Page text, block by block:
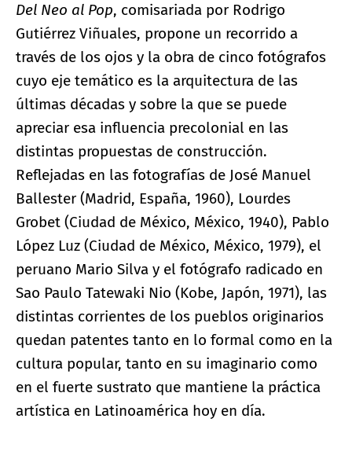
Del Neo al Pop, comisariada por Rodrigo
Gutiérrez Viñuales, propone un recorrido a
través de los ojos y la obra de cinco fotógrafos
cuyo eje temático es la arquitectura de las
últimas décadas y sobre la que se puede
apreciar esa influencia precolonial en las
distintas propuestas de construcción.
Reflejadas en las fotografías de José Manuel
Ballester (Madrid, España, 1960), Lourdes
Grobet (Ciudad de México, México, 1940), Pablo
López Luz (Ciudad de México, México, 1979), el
peruano Mario Silva y el fotógrafo radicado en
Sao Paulo Tatewaki Nio (Kobe, Japón, 1971), las
distintas corrientes de los pueblos originarios
quedan patentes tanto en lo formal como en la
cultura popular, tanto en su imaginario como
en el fuerte sustrato que mantiene la práctica
artística en Latinoamérica hoy en día.